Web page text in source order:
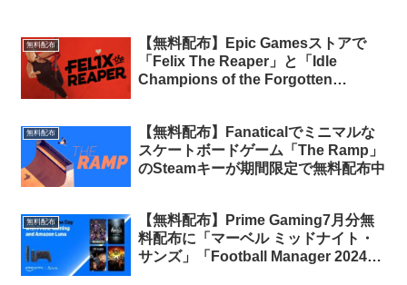
無料配布
【無料配布】Epic Gamesストアで
「Felix The Reaper」と「Idle
Champions of the Forgotten
無料配布
【無料配布】Fanaticalでミニマルな
スケートボードゲーム「The Ramp」
のSteamキーが期間限定で無料配布中
無料配布
【無料配布】Prime Gaming7月分無
料配布に「マーベル ミッドナイト・
サンズ」「Football Manager 2024」